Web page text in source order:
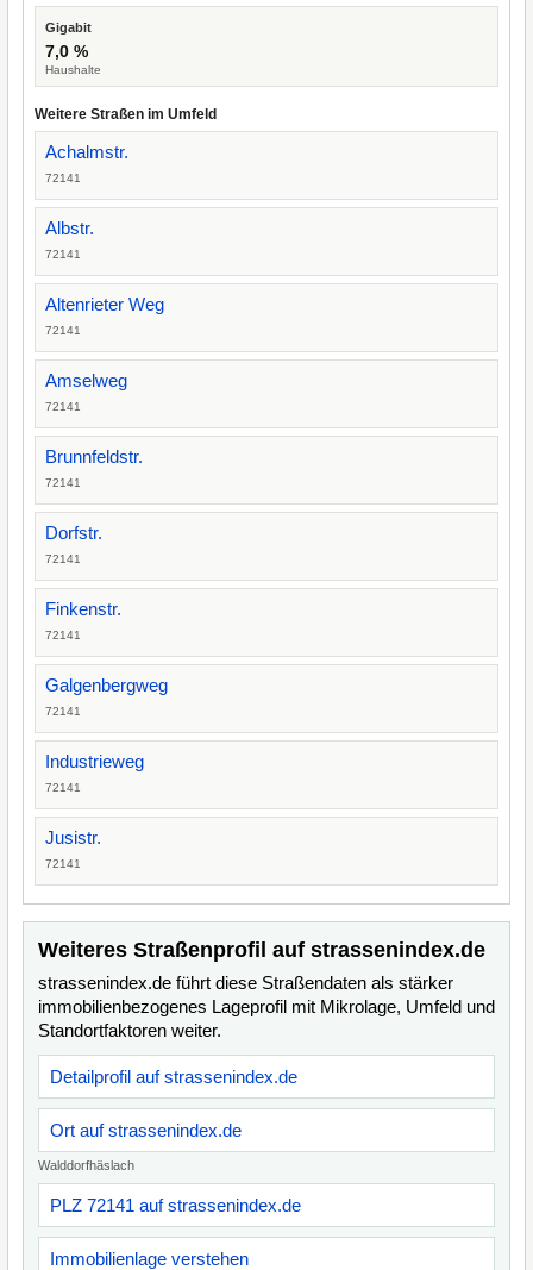
Gigabit
7,0 %
Haushalte
Weitere Straßen im Umfeld
Achalmstr.
72141
Albstr.
72141
Altenrieter Weg
72141
Amselweg
72141
Brunnfeldstr.
72141
Dorfstr.
72141
Finkenstr.
72141
Galgenbergweg
72141
Industrieweg
72141
Jusistr.
72141
Weiteres Straßenprofil auf strassenindex.de
strassenindex.de führt diese Straßendaten als stärker
immobilienbezogenes Lageprofil mit Mikrolage, Umfeld und
Standortfaktoren weiter.
Detailprofil auf strassenindex.de
Ort auf strassenindex.de
Walddorfhäslach
PLZ 72141 auf strassenindex.de
Immobilienlage verstehen